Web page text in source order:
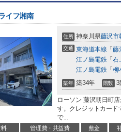
イフ湘南
住所 神奈川県藤沢市
交通 東海道本線 「 藤
江ノ島電鉄「 石
江ノ島電鉄「 柳
築年 築34年 階数 3
ローソン 藤沢朝日町
す。クレジットカード
で...
管理費・共益費 敷金